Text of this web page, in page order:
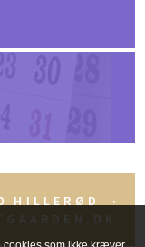
HILLERØD ·